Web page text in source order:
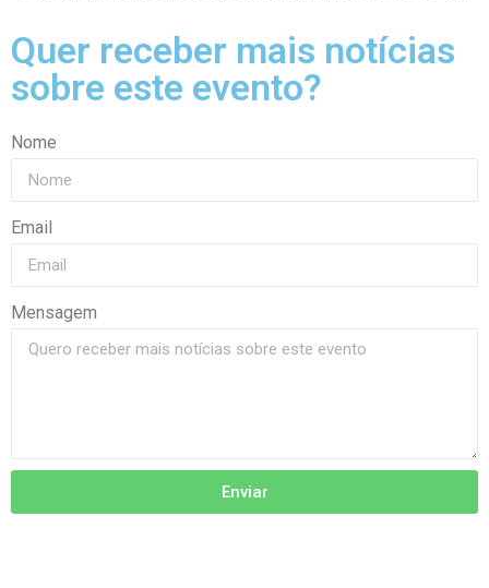
Quer receber mais notícias
sobre este evento?
Nome
Email
Mensagem
Enviar